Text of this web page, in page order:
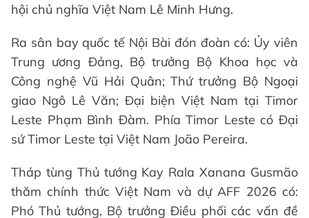
hội chủ nghĩa Việt Nam Lê Minh Hưng.
Ra sân bay quốc tế Nội Bài đón đoàn có: Ủy viên
Trung ương Đảng, Bộ trưởng Bộ Khoa học và
Công nghệ Vũ Hải Quân; Thứ trưởng Bộ Ngoại
giao Ngô Lê Văn; Đại biện Việt Nam tại Timor
Leste Phạm Bình Đàm. Phía Timor Leste có Đại
sứ Timor Leste tại Việt Nam João Pereira.
Tháp tùng Thủ tướng Kay Rala Xanana Gusmão
thăm chính thức Việt Nam và dự AFF 2026 có:
Phó Thủ tướng, Bộ trưởng Điều phối các vấn đề